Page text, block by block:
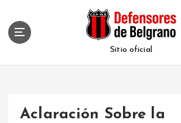
Sitio oficial
Aclaración Sobre la